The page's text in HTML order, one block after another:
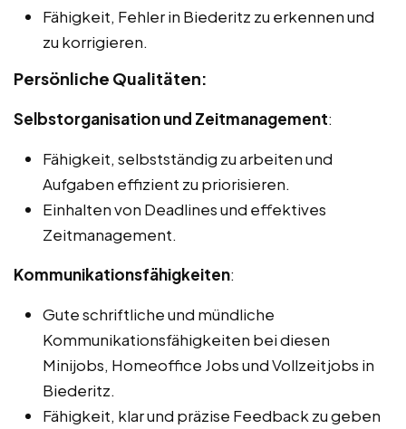
Fähigkeit, Fehler in Biederitz zu erkennen und
zu korrigieren.
Persönliche Qualitäten:
Selbstorganisation und Zeitmanagement:
Fähigkeit, selbstständig zu arbeiten und
Aufgaben effizient zu priorisieren.
Einhalten von Deadlines und effektives
Zeitmanagement.
Kommunikationsfähigkeiten:
Gute schriftliche und mündliche
Kommunikationsfähigkeiten bei diesen
Minijobs, Homeoffice Jobs und Vollzeitjobs in
Biederitz.
Fähigkeit, klar und präzise Feedback zu geben